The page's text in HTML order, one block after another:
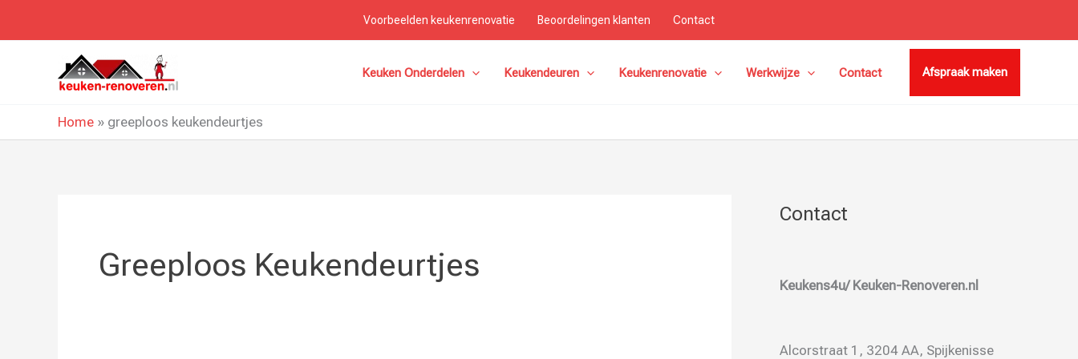
naar
Voorbeelden keukenrenovatie Beoordelingen klanten Contact
Keuken Onderdelen Keukendeuren Keukenrenovatie Werkwijze Contact Afspraak maken
Home » greeploos keukendeurtjes
Greeploos Keukendeurtjes
Contact
Keukens4u/ Keuken-Renoveren.nl
Alcorstraat 1, 3204 AA, Spijkenisse